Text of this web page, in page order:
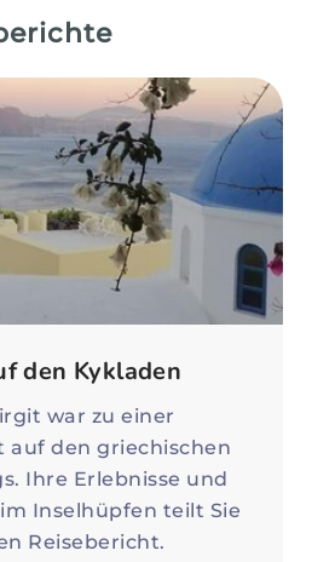
den Kykladen
war zu einer
auf den griechischen
Ihre Erlebnisse und
Inselhüpfen teilt Sie
Reisebericht.